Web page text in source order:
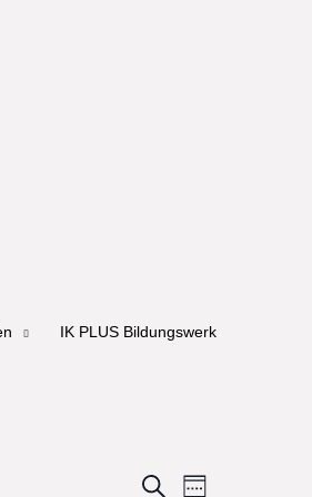
IK PLUS Bildungswerk
Events
SearchEvent